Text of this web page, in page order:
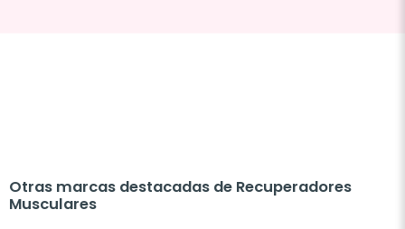
Otras marcas destacadas de Recuperadores
Musculares